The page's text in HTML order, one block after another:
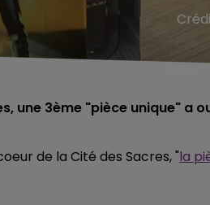
une 3ème "pièce unique" a
de la Cité des Sacres, "la